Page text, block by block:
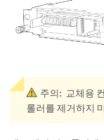
주의: 교체용
롤러를 제거하지